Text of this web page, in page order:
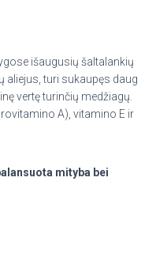
išaugusių šaltalankių
aliejus, turi sukaupęs daug
vertę turinčių medžiagų.
A), vitamino E ir
mityba bei